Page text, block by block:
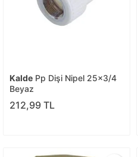
Kalde Pp Dişi Nipel 25x3/4
Beyaz
212,99 TL